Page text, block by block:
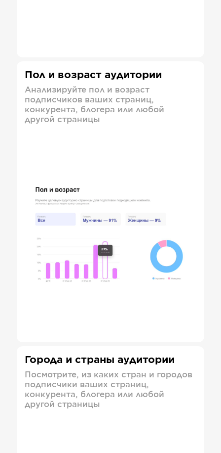
Пол и возраст аудитории
Анализируйте пол и возраст
подписчиков ваших страниц,
конкурента, блогера или любой
другой страницы
Города и страны аудитории
Посмотрите, из каких стран и городов
подписчики ваших страниц,
конкурента, блогера или любой
другой страницы